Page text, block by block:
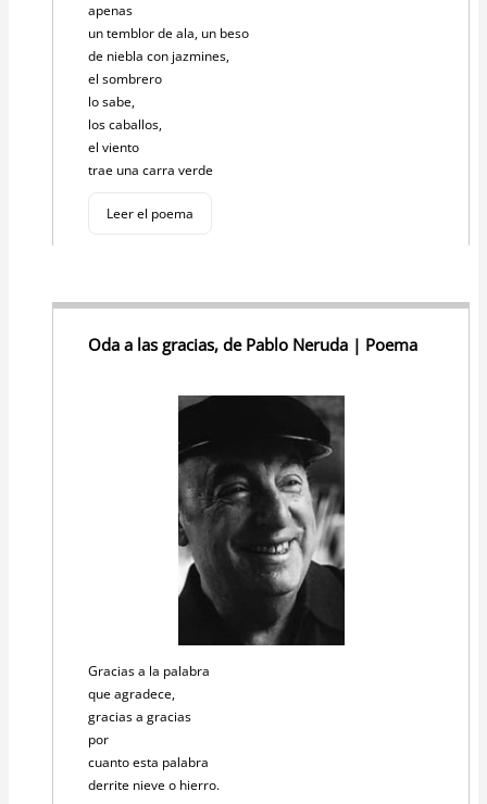
apenas
un temblor de ala, un beso
de niebla con jazmines,
el sombrero
lo sabe,
los caballos,
el viento
trae una carra verde
Leer el poema
Oda a las gracias, de Pablo Neruda | Poema
Gracias a la palabra
que agradece,
gracias a gracias
por
cuanto esta palabra
derrite nieve o hierro.